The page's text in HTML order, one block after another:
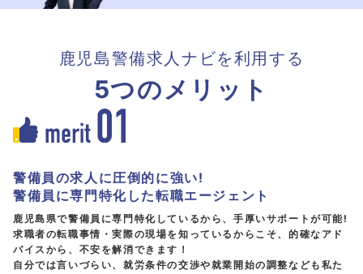
鹿児島警備求人ナビを利用する
5つのメリット
警備員の求人に圧倒的に強い!
警備員に専門特化した転職エージェント
鹿児島県で警備員に専門特化しているから、手厚いサポートが可能!
求職者の転職事情・実際の現場を知っているからこそ、的確なアド
バイスから、不安を解消できます！
自分では言いづらい、就労条件の交渉や就業開始の調整なども私た